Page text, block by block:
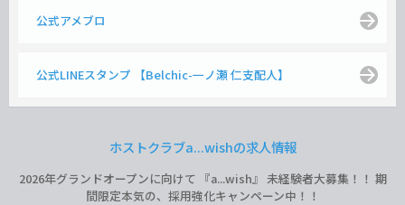
公式アメブロ
公式LINEスタンプ 【Belchic-一ノ瀬 仁支配人】
ホストクラブa...wishの求人情報
2026年グランドオープンに向けて 『a...wish』 未経験者大募集！！ 期
間限定本気の、採用強化キャンペーン中！！